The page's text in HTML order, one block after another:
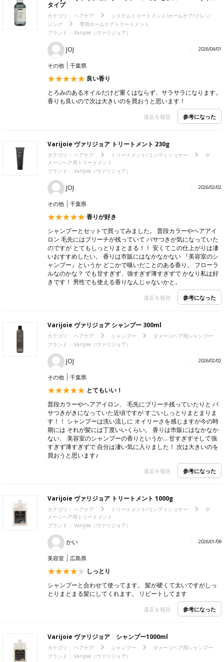
タイプ
カテゴリ： ヘアケア
システムトリートメント/ホームケア/クレン
ジング
専用ホームケアトリートメント
ブランド： Varijoie（ヴァリジョア）
JOJ 2026/04/01
その他 千葉県
良い香り
とろみのあるオイルだけど重くはならず、サラサラになります。
香りも良いので次は大きいのを買おうと思います！
違反を報告 参考になった
Varijoie ヴァリジョア トリートメント 230g
カテゴリ： ヘアケア トリートメント/コンディショナー
ダ
メージヘア用トリートメント
ブランド： Varijoie（ヴァリジョア）
JOJ 2026/02/02
その他 千葉県
香りが好き
シャンプーとセットで買ってみました。 普段カラーやヘアアイ
ロン 毛先にはブリーチが残っていて パサつきが気になっていた
のですが とてもしっとりまとまる！！ 安くてこの仕上がりは凄
いおすすめしたい。 香りは市販にはなかなかない 『美容室のシ
ャンプー』というか どこかで嗅いだことのある香り。 フローラ
ルなのかな？ でも甘すぎず、強すぎず薄すぎずで かなり私は好
きです！ 男性でも使える香りなんじゃないかと。
違反を報告 参考になった
Varijoie ヴァリジョア シャンプー 300ml
カテゴリ： ヘアケア シャンプー
ダメージヘア用シャンプー
ブランド： Varijoie（ヴァリジョア）
JOJ 2026/02/02
その他 千葉県
とてもいい！
普段カラーやヘアアイロン、 毛先にブリーチ残っていたりと パ
サつきがきになっていた近頃ですが すごいしっとりまとまりま
す！！ シャンプーは洗い流しに オイリーさを感じますが今の時
期には それが髪には丁度いいくらい。 香りは市販にはなかなか
ない、 美容室のシャンプーの香りというか… 甘すぎずそして強
すぎず薄すぎずで 自分は凄い気に入りました！ 次は大きいのを
買おうと思います♪
違反を報告 参考になった
Varijoie ヴァリジョア トリートメント 1000g
カテゴリ： ヘアケア トリートメント/コンディショナー
ダ
メージヘア用トリートメント
ブランド： Varijoie（ヴァリジョア）
かい 2026/01/09
美容室 広島県
しっとり
シャンプーと合わせて使ってます。 髪が硬くて太いですがしっ
とりまとまる髪にしてくれます。 リピートしてます
違反を報告 参考になった
Varijoie ヴァリジョア シャンプー1000ml
カテゴリ： ヘアケア シャンプー
ダメージヘア用シャンプー
ブランド： Varijoie（ヴァリジョア）